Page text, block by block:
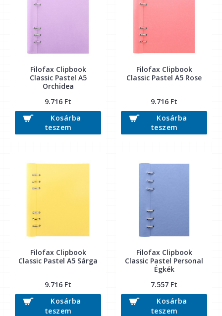
Filofax Clipbook
Classic Pastel A5
Orchidea
9.716 Ft
Kosárba
teszem
Filofax Clipbook
Classic Pastel A5 Rose
9.716 Ft
Kosárba
teszem
Filofax Clipbook
Classic Pastel A5 Sárga
9.716 Ft
Kosárba
teszem
Filofax Clipbook
Classic Pastel Personal
Égkék
7.557 Ft
Kosárba
teszem